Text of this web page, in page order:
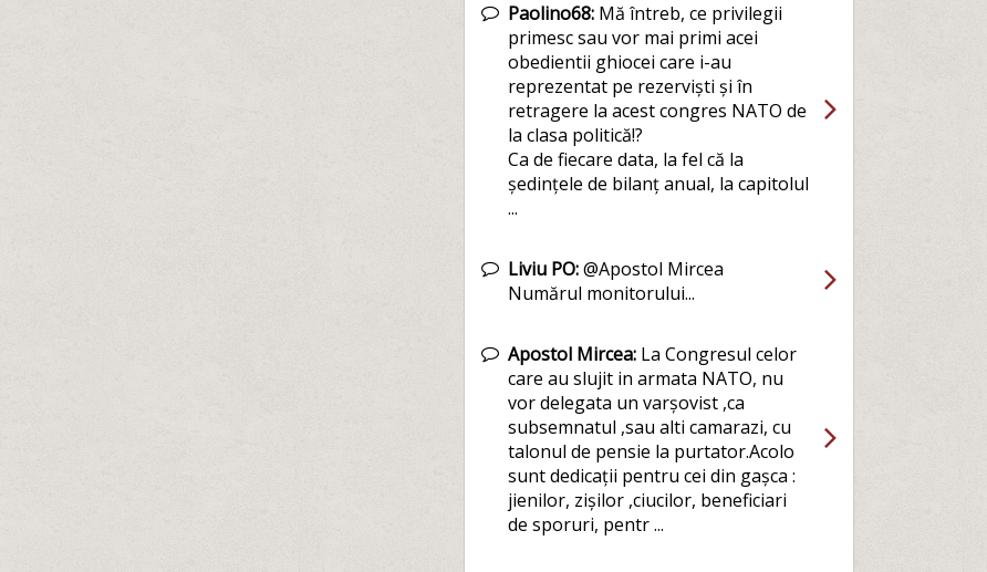
Paolino68:Mă întreb, ce privilegii
primesc sau vor mai primi acei
obedientii ghiocei care i-au
reprezentat pe rezerviști și în
retragere la acest congres NATO de
la clasa politică!?
Ca de fiecare data, la fel că la
ședințele de bilanț anual, la capitolul
...
Liviu PO:@Apostol Mircea
Numărul monitorului...
Apostol Mircea:La Congresul celor
care au slujit in armata NATO, nu
vor delegata un varșovist ,ca
subsemnatul ,sau alti camarazi, cu
talonul de pensie la purtator.Acolo
sunt dedicații pentru cei din gașca :
jienilor, zișilor ,ciucilor, beneficiari
de sporuri, pentr ...